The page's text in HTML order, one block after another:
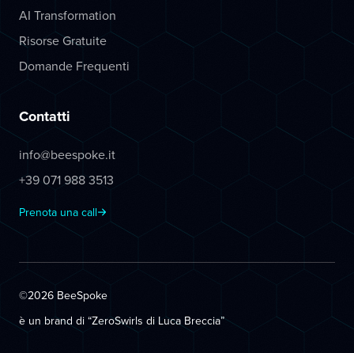
AI Transformation
Risorse Gratuite
Domande Frequenti
Contatti
info@beespoke.it
+39 071 988 3513
Prenota una call
©2026 BeeSpoke
è un brand di “ZeroSwirls di Luca Breccia”